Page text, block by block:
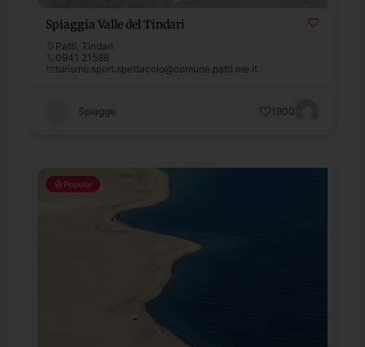
Spiaggia Valle del Tindari
Patti Tindari
0941 21588
turismo.sport.spettacolo@comune.patti.me.it
Spiagge 1900
Popular